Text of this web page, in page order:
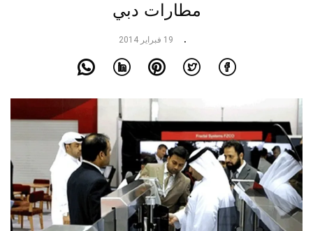
مطارات دبي
19 فبراير 2014